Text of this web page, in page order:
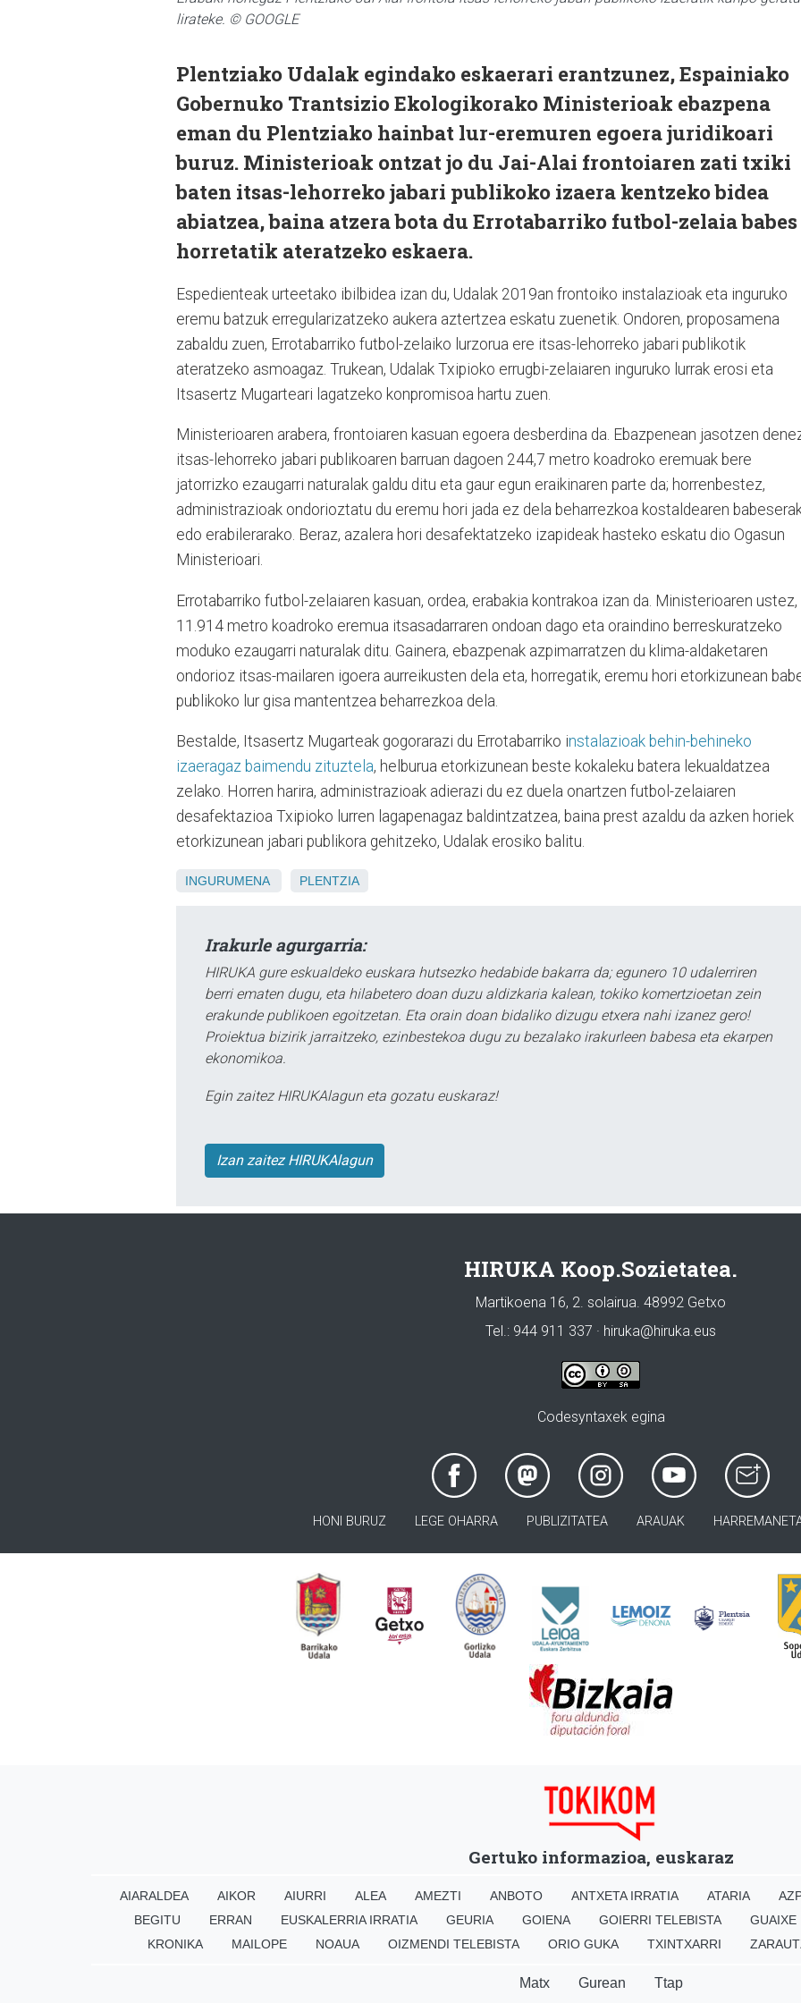
lirateke. © GOOGLE
Plentziako Udalak egindako eskaerari erantzunez, Espainiako
Gobernuko Trantsizio Ekologikorako Ministerioak ebazpena
eman du Plentziako hainbat lur-eremuren egoera juridikoari
buruz. Ministerioak ontzat jo du Jai-Alai frontoiaren zati txiki
baten itsas-lehorreko jabari publikoko izaera kentzeko bidea
abiatzea, baina atzera bota du Errotabarriko futbol-zelaia babes
horretatik ateratzeko eskaera.
Espedienteak urteetako ibilbidea izan du, Udalak 2019an frontoiko instalazioak eta inguruko
eremu batzuk erregularizatzeko aukera aztertzea eskatu zuenetik. Ondoren, proposamena
zabaldu zuen, Errotabarriko futbol-zelaiko lurzorua ere itsas-lehorreko jabari publikotik
ateratzeko asmoagaz. Trukean, Udalak Txipioko errugbi-zelaiaren inguruko lurrak erosi eta
Itsasertz Mugarteari lagatzeko konpromisoa hartu zuen.
Ministerioaren arabera, frontoiaren kasuan egoera desberdina da. Ebazpenean jasotzen
itsas-lehorreko jabari publikoaren barruan dagoen 244,7 metro koadroko eremuak bere
jatorrizko ezaugarri naturalak galdu ditu eta gaur egun eraikinaren parte da; horrenbestez,
administrazioak ondorioztatu du eremu hori jada ez dela beharrezkoa kostaldearen
edo erabilerarako. Beraz, azalera hori desafektatzeko izapideak hasteko eskatu dio Ogasun
Ministerioari.
Errotabarriko futbol-zelaiaren kasuan, ordea, erabakia kontrakoa izan da. Ministerioaren ustez,
11.914 metro koadroko eremua itsasadarraren ondoan dago eta oraindino berreskuratzeko
moduko ezaugarri naturalak ditu. Gainera, ebazpenak azpimarratzen du klima-aldaketaren
ondorioz itsas-mailaren igoera aurreikusten dela eta, horregatik, eremu hori etorkizunean
publikoko lur gisa mantentzea beharrezkoa dela.
Bestalde, Itsasertz Mugarteak gogorarazi du Errotabarriko instalazioak behin-behineko
izaeragaz baimendu zituztela, helburua etorkizunean beste kokaleku batera lekualdatzea
zelako. Horren harira, administrazioak adierazi du ez duela onartzen futbol-zelaiaren
desafektazioa Txipioko lurren lagapenagaz baldintzatzea, baina prest azaldu da azken horiek
etorkizunean jabari publikora gehitzeko, Udalak erosiko balitu.
INGURUMENA PLENTZIA
Irakurle agurgarria:
HIRUKA gure eskualdeko euskara hutsezko hedabide bakarra da; egunero 10 udalerriren
berri ematen dugu, eta hilabetero doan duzu aldizkaria kalean, tokiko komertzioetan zein
erakunde publikoen egoitzetan. Eta orain doan bidaliko dizugu etxera nahi izanez gero!
Proiektua bizirik jarraitzeko, ezinbestekoa dugu zu bezalako irakurleen babesa eta ekarpen
ekonomikoa.
Egin zaitez HIRUKAlagun eta gozatu euskaraz!
Izan zaitez HIRUKAlagun
HIRUKA Koop.Sozietatea.
Martikoena 16, 2. solairua. 48992 Getxo
Tel.: 944 911 337 · hiruka@hiruka.eus
Codesyntaxek egina
HONI BURUZ LEGE OHARRA PUBLIZITATEA ARAUAK
Gertuko informazioa, euskaraz
AIARALDEA AIKOR AIURRI ALEA AMEZTI ANBOTO ANTXETA IRRATIA ATARIA
BEGITU
ERRAN EUSKALERRIA IRRATIA GEURIA GOIENA GOIERRI TELEBISTA GUAIXE
KRONIKA
MAILOPE NOAUA OIZMENDI TELEBISTA ORIO GUKA TXINTXARRI
Matx Gurean Ttap